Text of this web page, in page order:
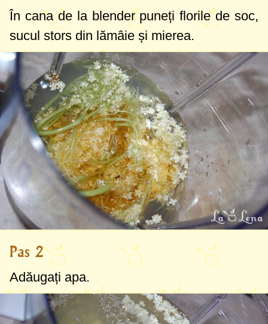
În cana de la blender puneți florile de soc,
sucul stors din lămâie și mierea.
Pas 2
Adăugați apa.